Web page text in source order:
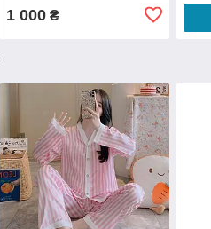
1 000₴